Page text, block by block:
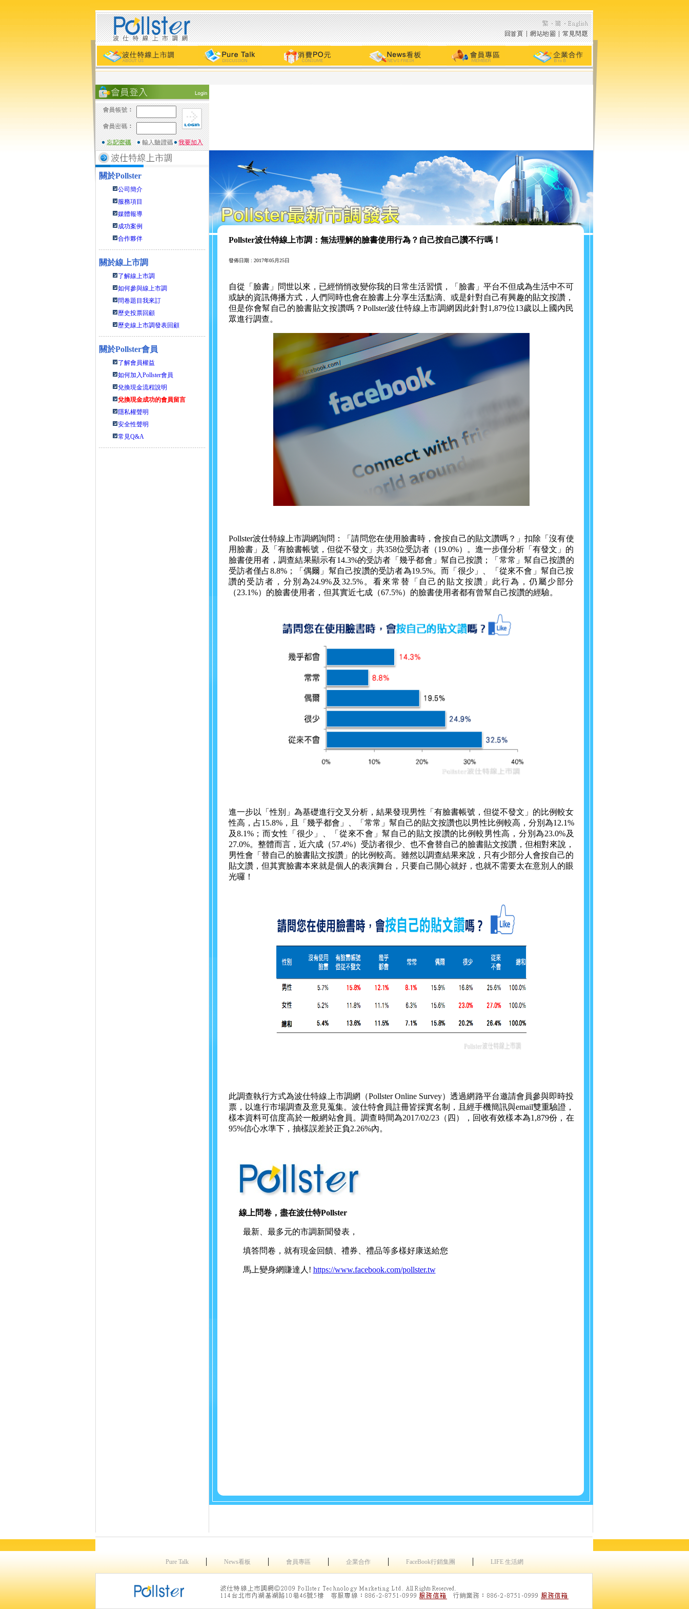
關於Pollster
公司簡介
服務項目
媒體報導
成功案例
合作夥伴
關於線上市調
了解線上市調
如何參與線上市調
問卷題目我來訂
歷史投票回顧
歷史線上市調發表回顧
關於Pollster會員
了解會員權益
如何加入Pollster會員
兌換現金流程說明
兌換現金成功的會員留言
隱私權聲明
安全性聲明
常見Q&A
Pollster波仕特線上市調：無法理解的臉書使用行為？自己按自己讚不行嗎！
發佈日期 : 2017年05月25日
自從「臉書」問世以來，已經悄悄改變你我的日常生活習慣，「臉書」平台不但成為生活中不可
或缺的資訊傳播方式，人們同時也會在臉書上分享生活點滴、或是針對自己有興趣的貼文按讚，
但是你會幫自己的臉書貼文按讚嗎？Pollster波仕特線上市調網因此針對1,879位13歲以上國內民
眾進行調查。
Pollster波仕特線上市調網詢問：「請問您在使用臉書時，會按自己的貼文讚嗎？」扣除「沒有使
用臉書」及「有臉書帳號，但從不發文」共358位受訪者（19.0%）。進一步僅分析「有發文」的
臉書使用者，調查結果顯示有14.3%的受訪者「幾乎都會」幫自己按讚；「常常」幫自己按讚的
受訪者僅占8.8%；「偶爾」幫自己按讚的受訪者為19.5%。而「很少」、「從來不會」幫自己按
讚的受訪者，分別為24.9%及32.5%。看來常替「自己的貼文按讚」此行為，仍屬少部分
（23.1%）的臉書使用者，但其實近七成（67.5%）的臉書使用者都有曾幫自己按讚的經驗。
進一步以「性別」為基礎進行交叉分析，結果發現男性「有臉書帳號，但從不發文」的比例較女
性高，占15.8%，且「幾乎都會」、「常常」幫自己的貼文按讚也以男性比例較高，分別為12.1%
及8.1%；而女性「很少」、「從來不會」幫自己的貼文按讚的比例較男性高，分別為23.0%及
27.0%。整體而言，近六成（57.4%）受訪者很少、也不會替自己的臉書貼文按讚，但相對來說，
男性會「替自己的臉書貼文按讚」的比例較高。雖然以調查結果來說，只有少部分人會按自己的
貼文讚，但其實臉書本來就是個人的表演舞台，只要自己開心就好，也就不需要太在意別人的眼
光囉！
此調查執行方式為波仕特線上市調網（Pollster Online Survey）透過網路平台邀請會員參與即時投
票，以進行市場調查及意見蒐集。波仕特會員註冊皆採實名制，且經手機簡訊與email雙重驗證，
樣本資料可信度高於一般網站會員。調查時間為2017/02/23（四），回收有效樣本為1,879份，在
95%信心水準下，抽樣誤差於正負2.26%內。
線上問卷，盡在波仕特Pollster
最新、最多元的市調新聞發表，
填答問卷，就有現金回饋、禮券、禮品等多樣好康送給您
馬上變身網賺達人! https://www.facebook.com/pollster.tw
Pure Talk News看板 會員專區 企業合作 FaceBook行銷集團 LIFE 生活網